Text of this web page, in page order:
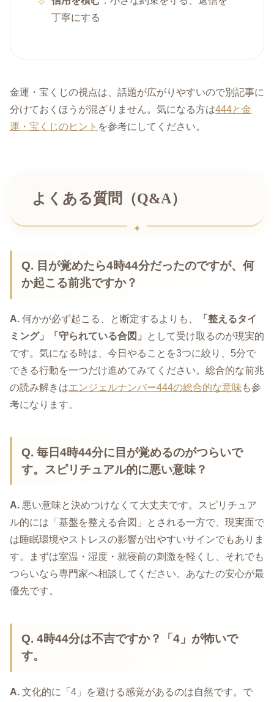
丁寧にする
金運・宝くじの視点は、話題が広がりやすいので別記事に
分けておくほうが混ざりません。気になる方は444と金
運・宝くじのヒント を参考にしてください。
よくある質問（Q&A）
Q. 目が覚めたら4時44分だったのですが、何
か起こる前兆ですか？
A. 何かが必ず起こる、と断定するよりも、
「整えるタイ
ミング」「守られている合図」
として受け取るのが現実的
です。気になる時は、今日やることを3つに絞り、5分で
できる行動を一つだけ進めてみてください。総合的な前兆
の読み解きはエンジェルナンバー444の総合的な意味 も参
考になります。
Q. 毎日4時44分に目が覚めるのがつらいで
す。スピリチュアル的に悪い意味？
A. 悪い意味と決めつけなくて大丈夫です。スピリチュア
ル的には「基盤を整える合図」とされる一方で、現実面で
は睡眠環境やストレスの影響が出やすいサインでもありま
す。まずは室温・湿度・就寝前の刺激を軽くし、それでも
つらいなら専門家へ相談してください。あなたの安心が最
優先です。
Q. 4時44分は不吉ですか？「4」が怖いで
す。
A. 文化的に「4」を避ける感覚があるのは自然です。で